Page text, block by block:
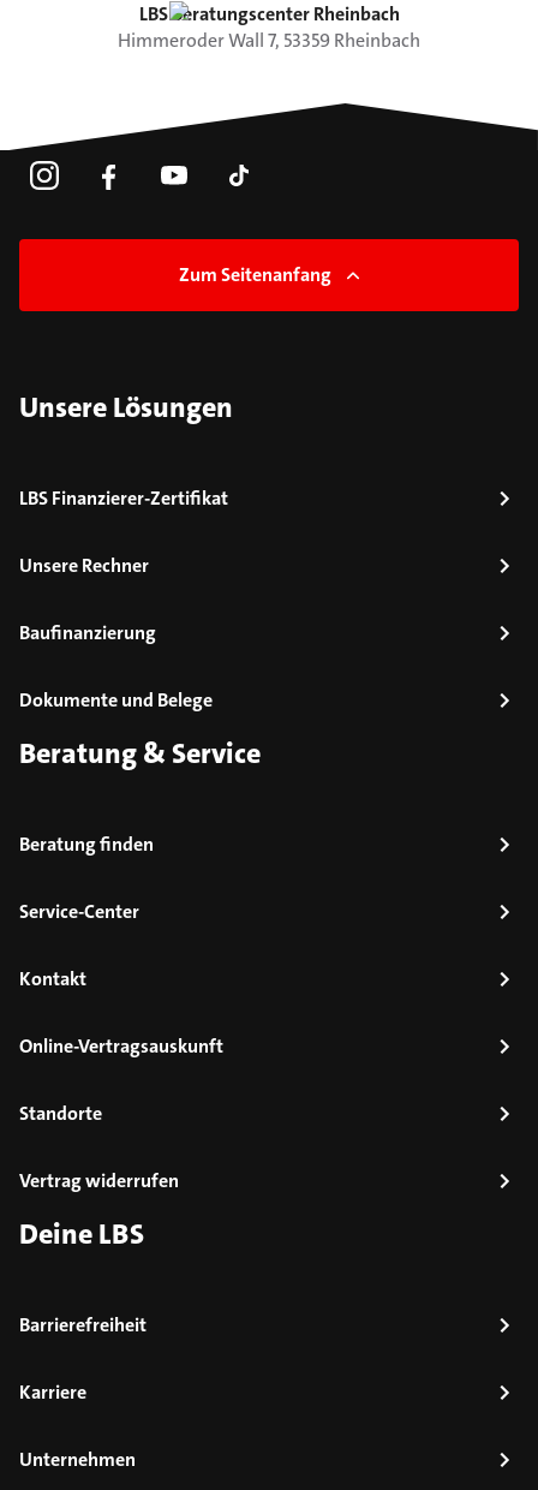
LBS Beratungscenter Rheinbach
Himmeroder Wall7, 53359 Rheinbach
Zum Seitenanfang
Unsere Lösungen
LBS Finanzierer-Zertifikat
Unsere Rechner
Baufinanzierung
Dokumente und Belege
Beratung & Service
Beratung finden
Service-Center
Kontakt
Online-Vertragsauskunft
Standorte
Vertrag widerrufen
Deine LBS
Barrierefreiheit
Karriere
Unternehmen